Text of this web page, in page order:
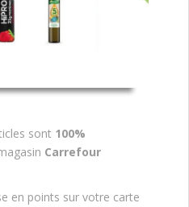
sont 100%
Carrefour
en points sur votre carte